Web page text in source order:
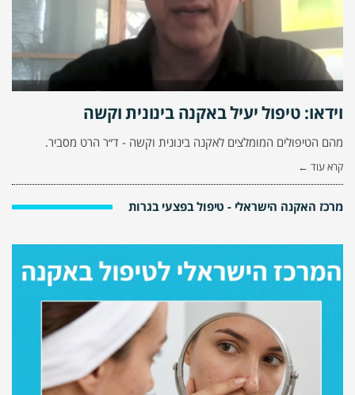
וידאו: טיפול יעיל באקנה בינונית וקשה
מהם הטיפולים המומלצים לאקנה בינונית וקשה - ד״ר הרט מסביר.
קרא עוד ←
מרכז האקנה הישראלי - טיפול בפצעי בגרות